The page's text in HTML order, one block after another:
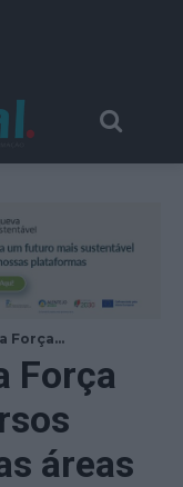
Força...
Força
áreas